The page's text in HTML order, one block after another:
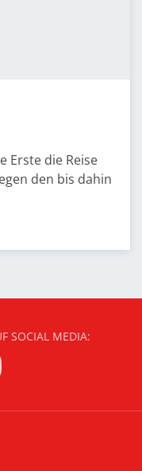
Erste die Reise
den bis dahin
SOCIAL MEDIA: